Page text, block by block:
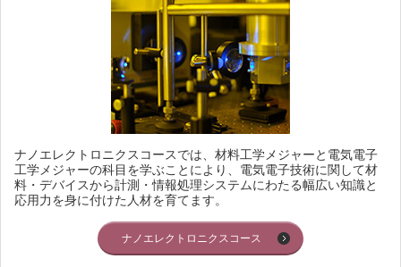
ナノエレクトロニクスコースでは、材料工学メジャーと電気電子
工学メジャーの科目を学ぶことにより、電気電子技術に関して材
料・デバイスから計測・情報処理システムにわたる幅広い知識と
応用力を身に付けた人材を育てます。
ナノエレクトロニクスコース